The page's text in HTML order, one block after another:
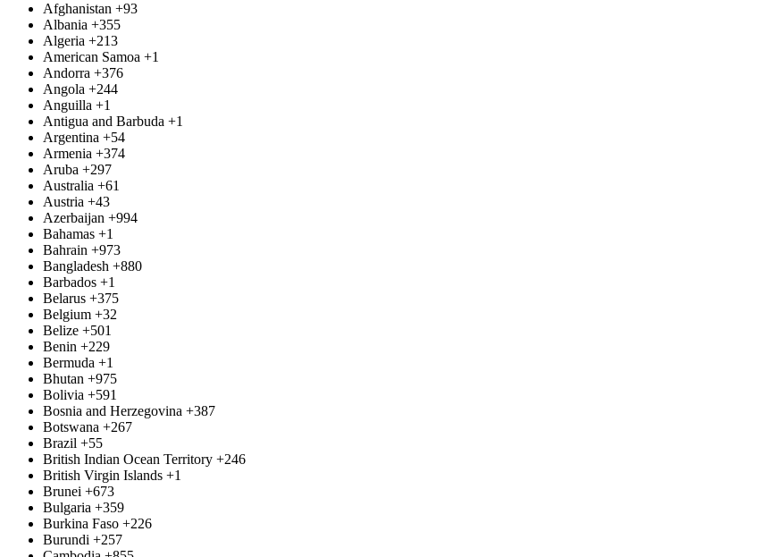
Afghanistan +93
Albania +355
Algeria +213
American Samoa +1
Andorra +376
Angola +244
Anguilla +1
Antigua and Barbuda +1
Argentina +54
Armenia +374
Aruba +297
Australia +61
Austria +43
Azerbaijan +994
Bahamas +1
Bahrain +973
Bangladesh +880
Barbados +1
Belarus +375
Belgium +32
Belize +501
Benin +229
Bermuda +1
Bhutan +975
Bolivia +591
Bosnia and Herzegovina +387
Botswana +267
Brazil +55
British Indian Ocean Territory +246
British Virgin Islands +1
Brunei +673
Bulgaria +359
Burkina Faso +226
Burundi +257